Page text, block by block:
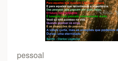
pessoal